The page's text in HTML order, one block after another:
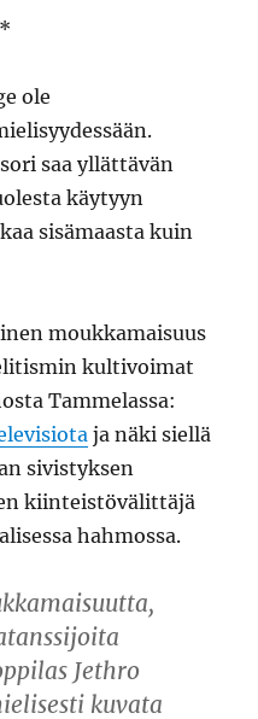
ole
saa yllättävän
käytyyn
sisämaasta kuin
moukkamaisuus
kultivoimat
Tammelassa:
ja näki siellä
sivistyksen
kiinteistövälittäjä
hahmossa.
Jethro
kuvata